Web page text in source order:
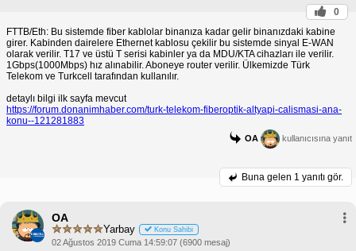
0
FTTB/Eth: Bu sistemde fiber kablolar binanıza kadar gelir binanızdaki kabine
girer. Kabinden dairelere Ethernet kablosu çekilir bu sistemde sinyal E-WAN
olarak verilir. T17 ve üstü T serisi kabinler ya da MDU/KTA cihazları ile verilir.
1Gbps(1000Mbps) hız alınabilir. Aboneye router verilir. Ülkemizde Türk
Telekom ve Turkcell tarafından kullanılır.
detaylı bilgi ilk sayfa mevcut
https://forum.donanimhaber.com/turk-telekom-fiberoptik-altyapi-calismasi-ana-
konu--121281883
OA kullanıcısına yanıt
Buna gelen 1 yanıtı gör.
OA
Yarbay Konu Sahibi
02 Ağustos 2019 Cuma 14:59:07 (6900 mesaj)